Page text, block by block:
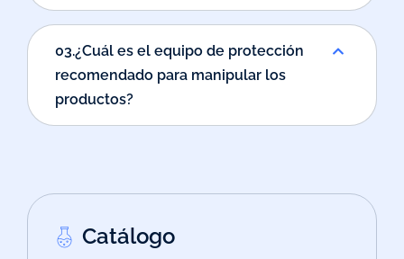
03.¿Cuál es el equipo de protección
recomendado para manipular los
productos?
Catálogo